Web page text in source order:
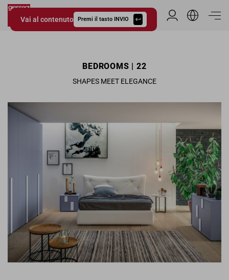
Vai al contenuto Premi il tasto INVIO
Giessegi.it
Area Riservata
BEDROOMS | 22
SHAPES MEET ELEGANCE